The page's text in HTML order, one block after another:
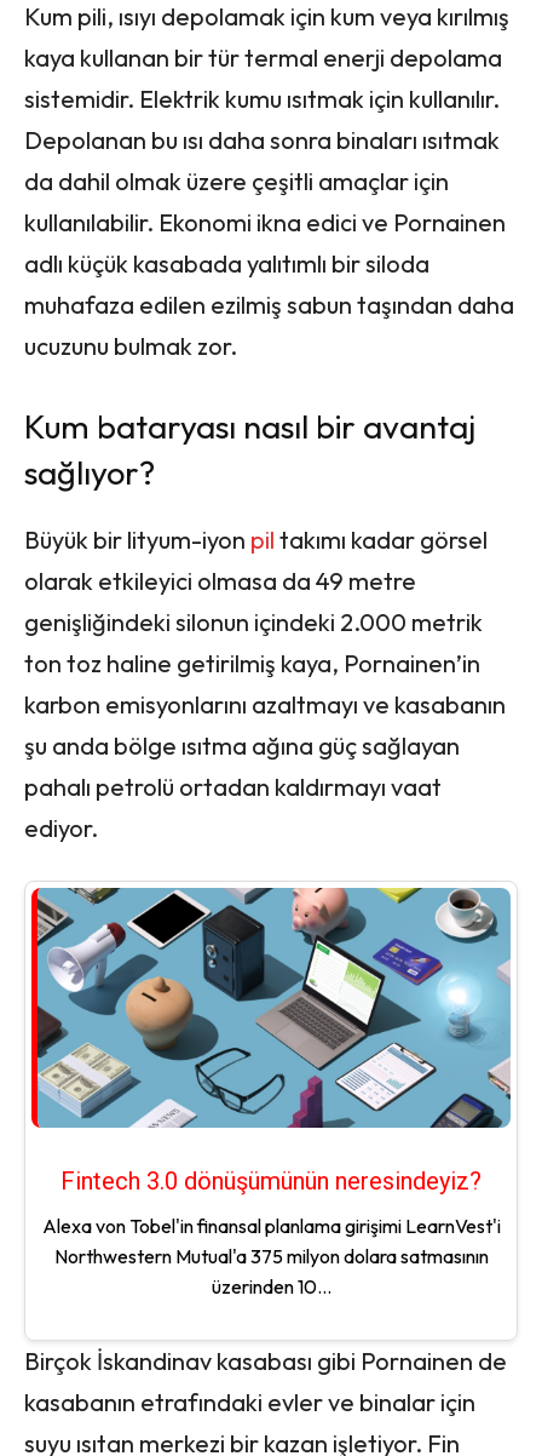
Kum pili, ısıyı depolamak için kum veya kırılmış
kaya kullanan bir tür termal enerji depolama
sistemidir. Elektrik kumu ısıtmak için kullanılır.
Depolanan bu ısı daha sonra binaları ısıtmak
da dahil olmak üzere çeşitli amaçlar için
kullanılabilir. Ekonomi ikna edici ve Pornainen
adlı küçük kasabada yalıtımlı bir siloda
muhafaza edilen ezilmiş sabun taşından daha
ucuzunu bulmak zor.
Kum bataryası nasıl bir avantaj
sağlıyor?
Büyük bir lityum-iyon pil takımı kadar görsel
olarak etkileyici olmasa da 49 metre
genişliğindeki silonun içindeki 2.000 metrik
ton toz haline getirilmiş kaya, Pornainen’in
karbon emisyonlarını azaltmayı ve kasabanın
şu anda bölge ısıtma ağına güç sağlayan
pahalı petrolü ortadan kaldırmayı vaat
ediyor.
Fintech 3.0 dönüşümünün neresindeyiz?
Alexa von Tobel'in finansal planlama girişimi LearnVest'i
Northwestern Mutual'a 375 milyon dolara satmasının
üzerinden 10...
Birçok İskandinav kasabası gibi Pornainen de
kasabanın etrafındaki evler ve binalar için
suyu ısıtan merkezi bir kazan işletiyor. Fin